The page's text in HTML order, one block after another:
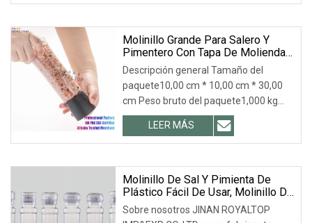
relacionados Cómo utilizar: 1. Gire la
Molinillo Grande Para Salero Y
Pimentero Con Tapa De Molienda
Negra (2025) Con Botella De
Plástico.
Descripción general Tamaño del
paquete10,00 cm * 10,00 cm * 30,00
cm Peso bruto del paquete1,000 kg
Nota especial: 1. Si le gusta este tarro
de especias, contáctenos, le
brindaremos más opciones según sus
LEER MÁS
Molinillo De Sal Y Pimienta De
Plástico Fácil De Usar, Molinillo De
Especias Y Hierbas.
Sobre nosotros JINAN ROYALTOP